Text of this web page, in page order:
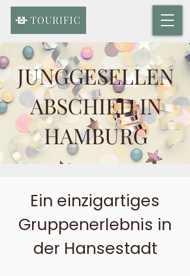
JUNGGESELLEN
ABSCHIED IN
HAMBURG
Ein einzigartiges
Gruppenerlebnis in
der Hansestadt